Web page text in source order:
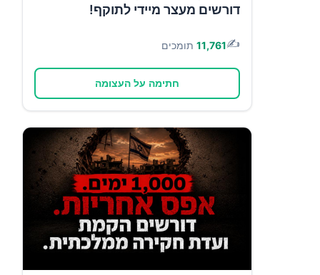
דורשים מעצר מיידי לתוקף!
✍️
11,761 תומכים
חתימה על העצומה